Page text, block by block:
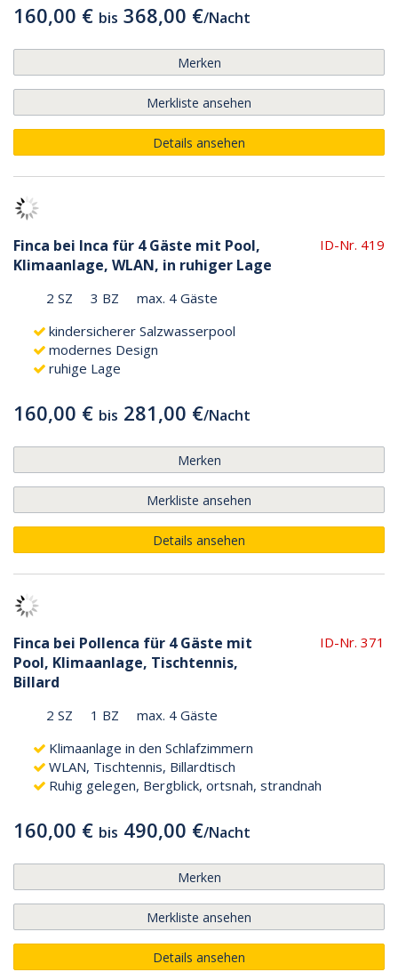
160,00 € bis 368,00 €/Nacht
Merken
Merkliste ansehen
Details ansehen
Finca bei Inca für 4 Gäste mit Pool,
Klimaanlage, WLAN, in ruhiger Lage
ID-Nr. 419
2 SZ 3 BZ
max. 4 Gäste
kindersicherer Salzwasserpool
modernes Design
ruhige Lage
160,00 € bis 281,00 €/Nacht
Merken
Merkliste ansehen
Details ansehen
Finca bei Pollenca für 4 Gäste mit
Pool, Klimaanlage, Tischtennis,
Billard
ID-Nr. 371
2 SZ 1 BZ
max. 4 Gäste
Klimaanlage in den Schlafzimmern
WLAN, Tischtennis, Billardtisch
Ruhig gelegen, Bergblick, ortsnah, strandnah
160,00 € bis 490,00 €/Nacht
Merken
Merkliste ansehen
Details ansehen